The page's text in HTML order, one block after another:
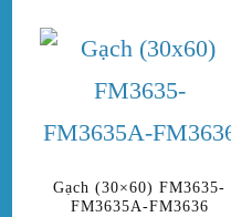
Gạch (30×60) FM3635-
FM3635A-FM3636